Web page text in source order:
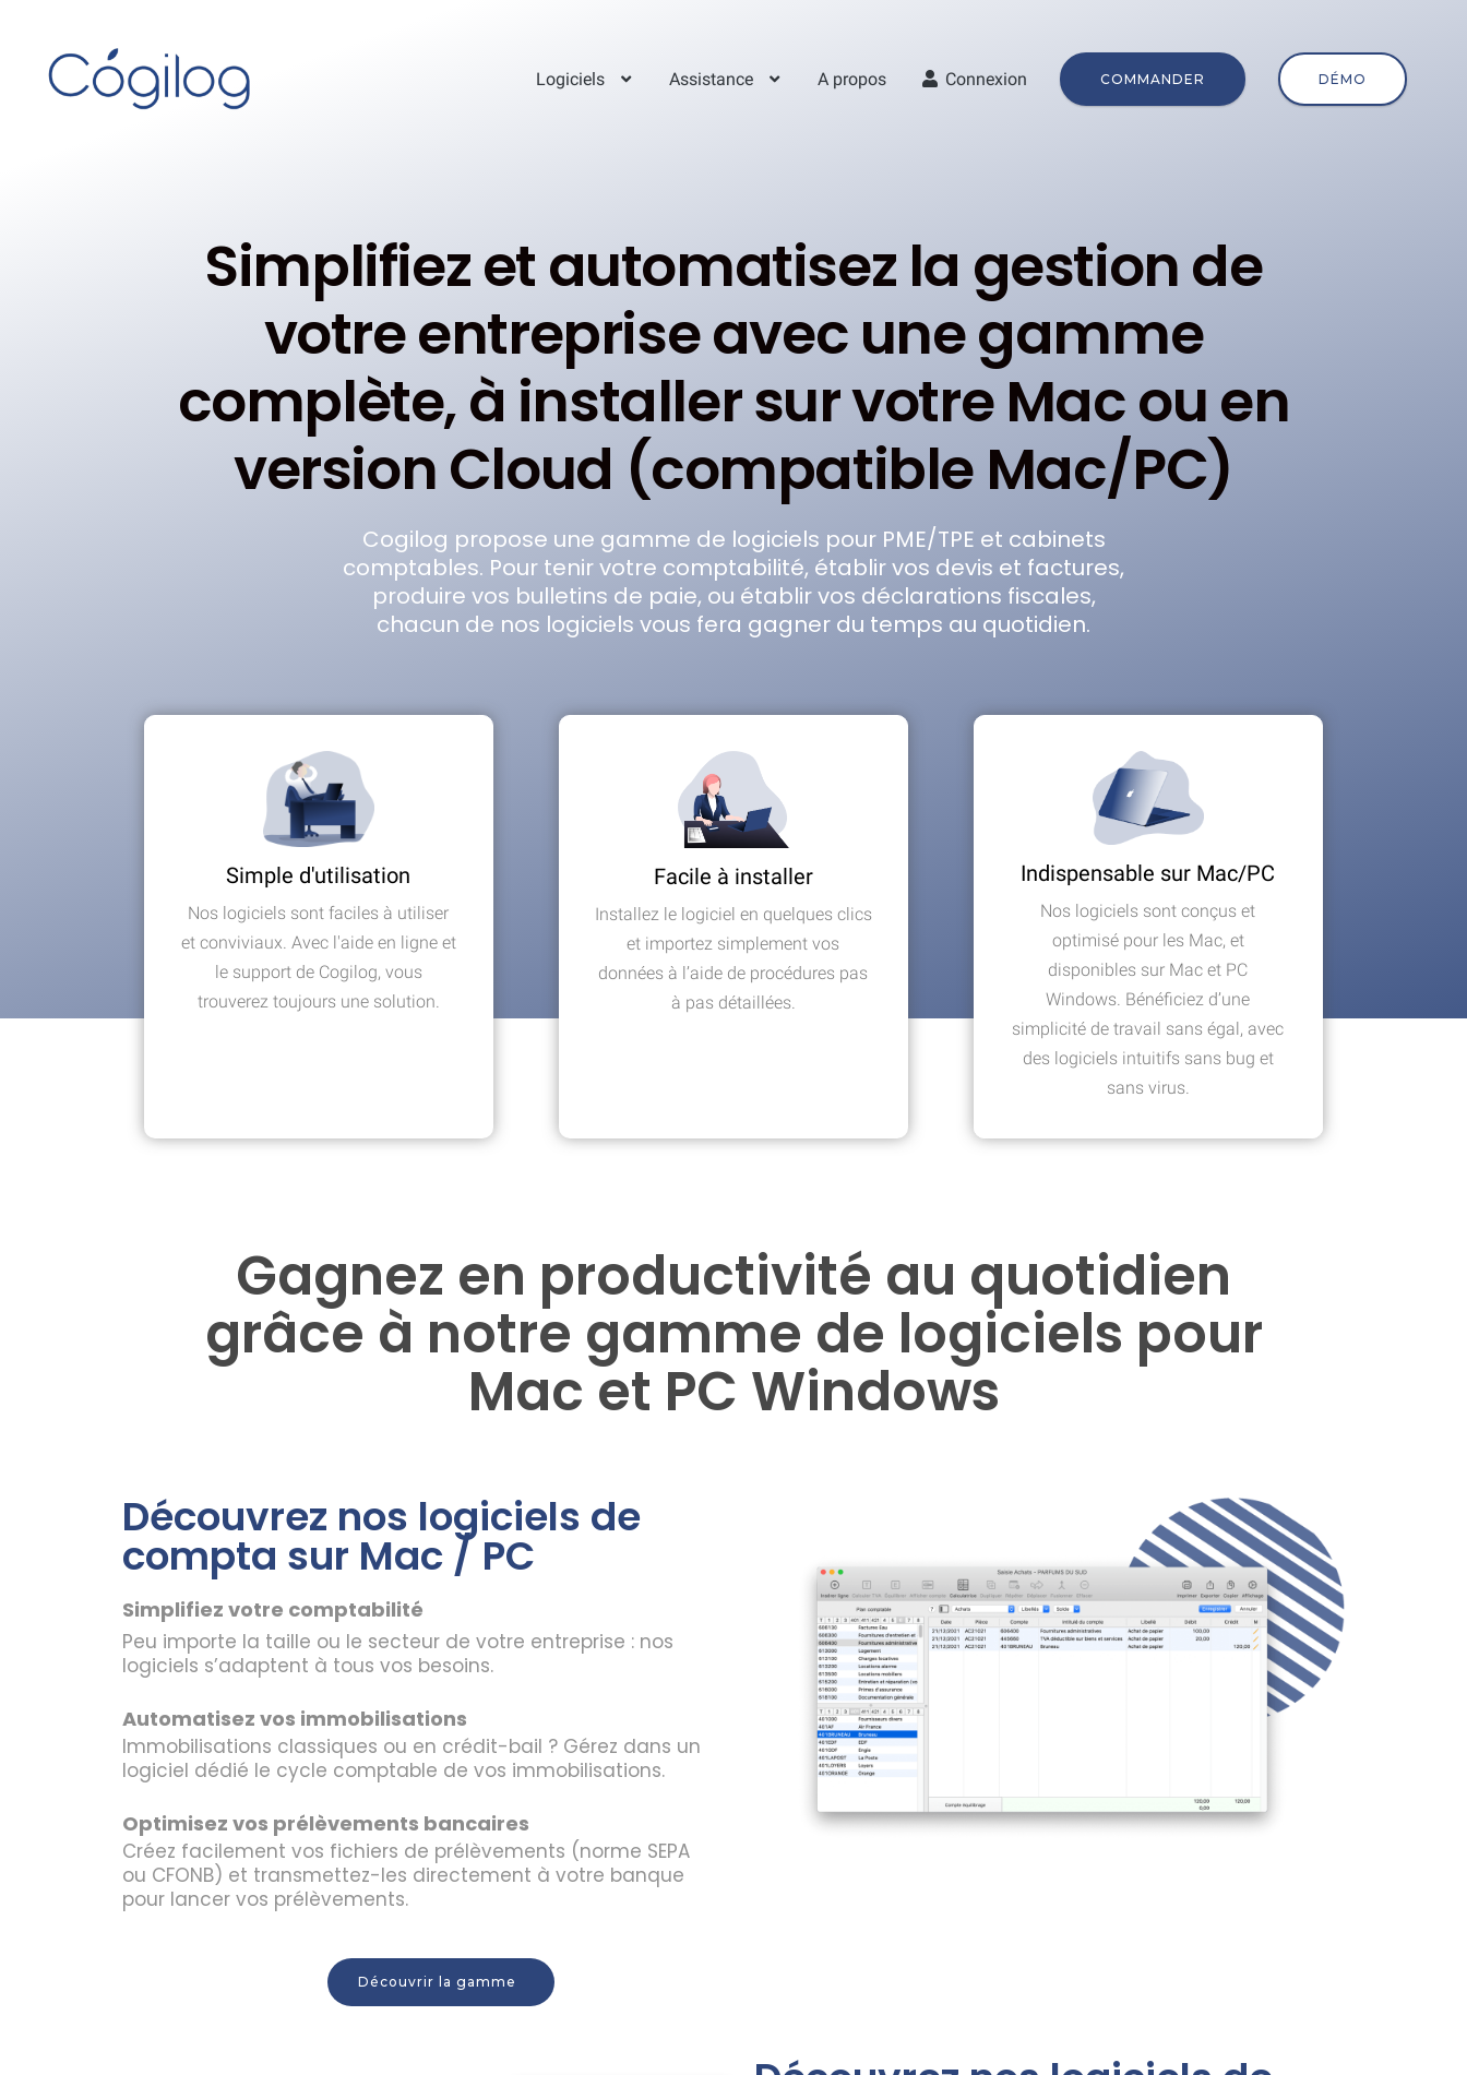
Logiciels Assistance A propos Connexion COMMANDER DÉMO
Simplifiez et automatisez la gestion de
votre entreprise avec une gamme
complète, à installer sur votre Mac ou en
version Cloud (compatible Mac/PC)
Cogilog propose une gamme de logiciels pour PME/TPE et cabinets
comptables. Pour tenir votre comptabilité, établir vos devis et factures,
produire vos bulletins de paie, ou établir vos déclarations fiscales,
chacun de nos logiciels vous fera gagner du temps au quotidien.
Simple d'utilisation
Nos logiciels sont faciles à utiliser
et conviviaux. Avec l'aide en ligne et
le support de Cogilog, vous
trouverez toujours une solution.
Facile à installer
Installez le logiciel en quelques clics
et importez simplement vos
données à l’aide de procédures pas
à pas détaillées.
Indispensable sur Mac/PC
Nos logiciels sont conçus et
optimisé pour les Mac, et
disponibles sur Mac et PC
Windows. Bénéficiez d’une
simplicité de travail sans égal, avec
des logiciels intuitifs sans bug et
sans virus.
Gagnez en productivité au quotidien
grâce à notre gamme de logiciels pour
Mac et PC Windows
Découvrez nos logiciels de
compta sur Mac / PC
Simplifiez votre comptabilité
Peu importe la taille ou le secteur de votre entreprise : nos
logiciels s’adaptent à tous vos besoins.
Automatisez vos immobilisations
Immobilisations classiques ou en crédit-bail ? Gérez dans un
logiciel dédié le cycle comptable de vos immobilisations.
Optimisez vos prélèvements bancaires
Créez facilement vos fichiers de prélèvements (norme SEPA
ou CFONB) et transmettez-les directement à votre banque
pour lancer vos prélèvements.
Découvrir la gamme